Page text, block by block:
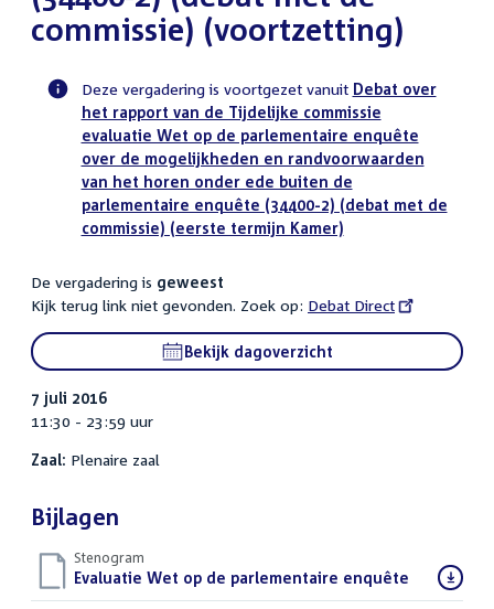
commissie) (voortzetting)
Voortgangsstatus
plenaire
activiteit
Deze vergadering is voortgezet vanuit Debat over
het rapport van de Tijdelijke commissie
evaluatie Wet op de parlementaire enquête
over de mogelijkheden en randvoorwaarden
van het horen onder ede buiten de
parlementaire enquête (34400-2) (debat met de
commissie) (eerste termijn Kamer)
De vergadering is geweest
Kijk terug link niet gevonden. Zoek op: External
link:
Debat Direct
Bekijk dagoverzicht
7 juli 2016
11:30 - 23:59 uur
Zaal: Plenaire zaal
Bijlagen
Stenogram
Download
bestand:
Evaluatie Wet op de parlementaire enquête